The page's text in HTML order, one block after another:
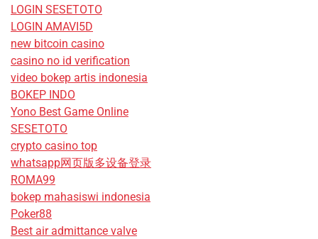
LOGIN SESETOTO
LOGIN AMAVI5D
new bitcoin casino
casino no id verification
video bokep artis indonesia
BOKEP INDO
Yono Best Game Online
SESETOTO
crypto casino top
whatsapp网页版多设备登录
ROMA99
bokep mahasiswi indonesia
Poker88
Best air admittance valve